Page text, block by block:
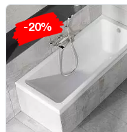
-20%